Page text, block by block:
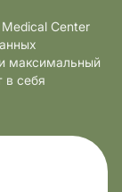
Center
максимальный
в себя